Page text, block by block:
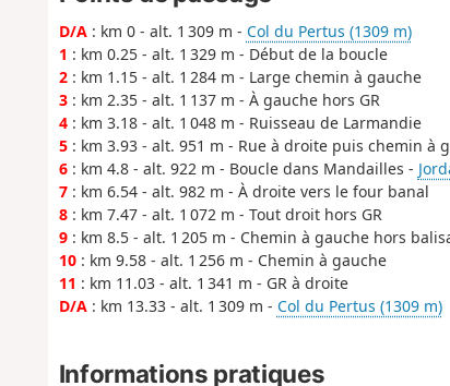
D/A: km 0 - alt. 1 309 m - Col du Pertus (1309 m)
1 : km 0.25 - alt. 1 329 m - Début de la boucle
2: km 1.15 - alt. 1 284 m - Large chemin à gauche
3: km 2.35 - alt. 1 137 m - À gauche hors GR
4: km 3.18 - alt. 1 048 m - Ruisseau de Larmandie
5: km 3.93 - alt. 951 m - Rue à droite puis chemin à
6: km 4.8 - alt. 922 m - Boucle dans Mandailles -
7: km 6.54 - alt. 982 m - À droite vers le four banal
8: km 7.47 - alt. 1 072 m - Tout droit hors GR
9: km 8.5 - alt. 1 205 m - Chemin à gauche hors
10: km 9.58 - alt. 1 256 m - Chemin à gauche
11 : km 11.03 - alt. 1 341 m - GR à droite
D/A: km 13.33 - alt. 1 309 m - Col du Pertus (1309 m)
Informations pratiques